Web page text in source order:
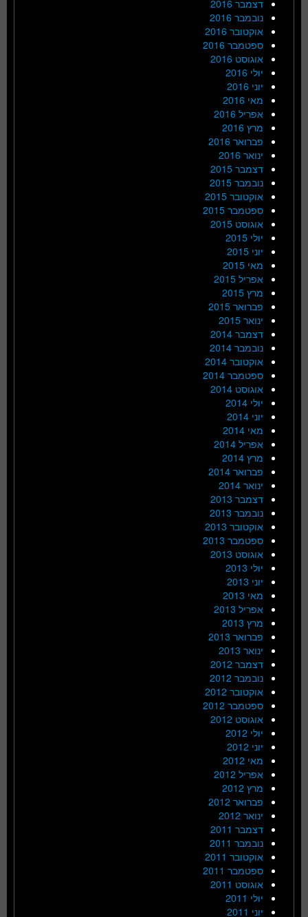
דצמבר 2016
נובמבר 2016
אוקטובר 2016
ספטמבר 2016
אוגוסט 2016
יולי 2016
יוני 2016
מאי 2016
אפריל 2016
מרץ 2016
פברואר 2016
ינואר 2016
דצמבר 2015
נובמבר 2015
אוקטובר 2015
ספטמבר 2015
אוגוסט 2015
יולי 2015
יוני 2015
מאי 2015
אפריל 2015
מרץ 2015
פברואר 2015
ינואר 2015
דצמבר 2014
נובמבר 2014
אוקטובר 2014
ספטמבר 2014
אוגוסט 2014
יולי 2014
יוני 2014
מאי 2014
אפריל 2014
מרץ 2014
פברואר 2014
ינואר 2014
דצמבר 2013
נובמבר 2013
אוקטובר 2013
ספטמבר 2013
אוגוסט 2013
יולי 2013
יוני 2013
מאי 2013
אפריל 2013
מרץ 2013
פברואר 2013
ינואר 2013
דצמבר 2012
נובמבר 2012
אוקטובר 2012
ספטמבר 2012
אוגוסט 2012
יולי 2012
יוני 2012
מאי 2012
אפריל 2012
מרץ 2012
פברואר 2012
ינואר 2012
דצמבר 2011
נובמבר 2011
אוקטובר 2011
ספטמבר 2011
אוגוסט 2011
יולי 2011
יוני 2011